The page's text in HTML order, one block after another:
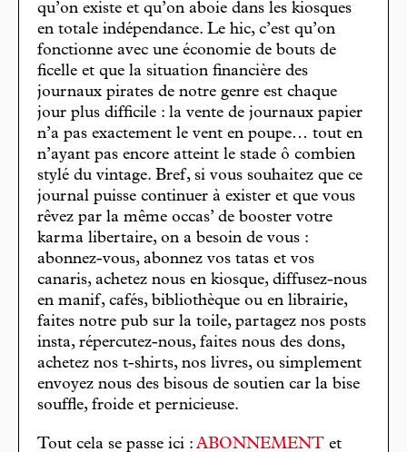
qu’on existe et qu’on aboie dans les kiosques
en totale indépendance. Le hic, c’est qu’on
fonctionne avec une économie de bouts de
ficelle et que la situation financière des
journaux pirates de notre genre est chaque
jour plus difficile : la vente de journaux papier
n’a pas exactement le vent en poupe… tout en
n’ayant pas encore atteint le stade ô combien
stylé du vintage. Bref, si vous souhaitez que ce
journal puisse continuer à exister et que vous
rêvez par la même occas’ de booster votre
karma libertaire, on a besoin de vous :
abonnez-vous, abonnez vos tatas et vos
canaris, achetez nous en kiosque, diffusez-nous
en manif, cafés, bibliothèque ou en librairie,
faites notre pub sur la toile, partagez nos posts
insta, répercutez-nous, faites nous des dons,
achetez nos t-shirts, nos livres, ou simplement
envoyez nous des bisous de soutien car la bise
souffle, froide et pernicieuse.
Tout cela se passe ici : ABONNEMENT et